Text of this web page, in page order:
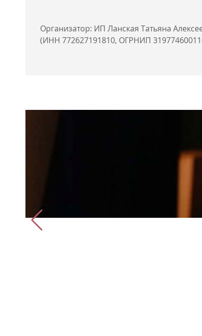
Организатор: ИП Ланская Татьяна
(ИНН 772627191810, ОГРНИП